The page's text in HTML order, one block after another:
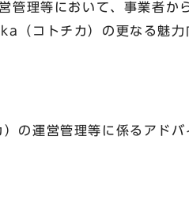
理等において、事業者か
（コトチカ）の更なる魅力
営管理等に係るアドバ